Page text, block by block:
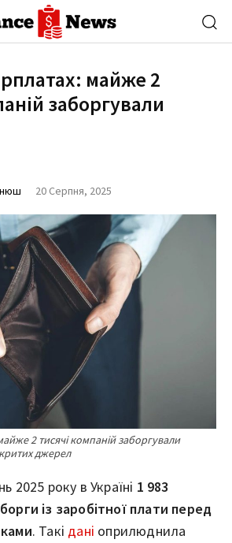
майже 2
заборгували
20 Серпня, 2025
2 тисячі компаній заборгували
джерел
2025 року в Україні 1 983
із заробітної плати перед
. Такі дані оприлюднила